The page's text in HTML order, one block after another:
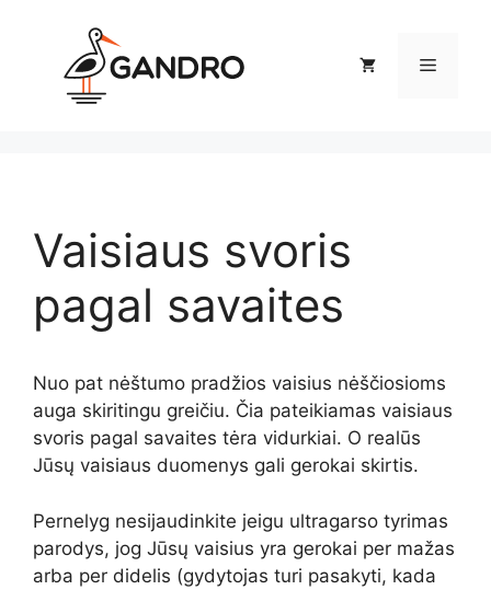
Meniu
Vaisiaus svoris
pagal savaites
Nuo pat nėštumo pradžios vaisius nėščiosioms
auga skiritingu greičiu. Čia pateikiamas vaisiaus
svoris pagal savaites tėra vidurkiai. O realūs
Jūsų vaisiaus duomenys gali gerokai skirtis.
Pernelyg nesijaudinkite jeigu ultragarso tyrimas
parodys, jog Jūsų vaisius yra gerokai per mažas
arba per didelis (gydytojas turi pasakyti, kada